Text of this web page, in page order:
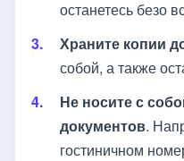
останетесь безо
Храните копии
собой, а также
Не носите с
документов.
гостиничном